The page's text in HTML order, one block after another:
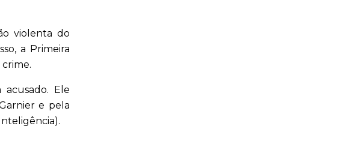
violenta do
a Primeira
Ele
e pela